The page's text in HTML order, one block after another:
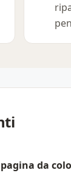
da